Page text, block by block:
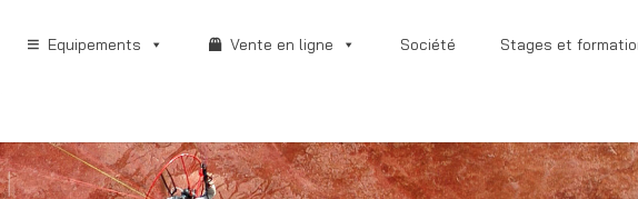
Equipements Vente en ligne Société Stages et